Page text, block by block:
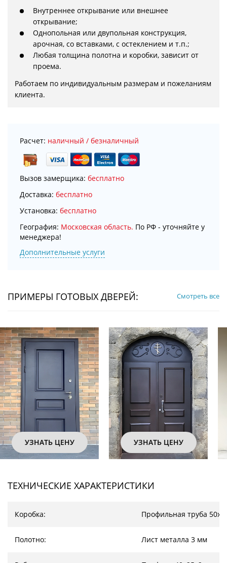
Внутреннее открывание или внешнее
открывание;
Однопольная или двупольная конструкция,
арочная, со вставками, с остеклением и т.п.;
Любая толщина полотна и коробки, зависит от
проема.
Работаем по индивидуальным размерам и пожеланиям
клиента.
Расчет: наличный / безналичный
Вызов замерщика: бесплатно
Доставка: бесплатно
Установка: бесплатно
География: Московская область. По РФ - уточняйте у
менеджера!
Дополнительные услуги
ПРИМЕРЫ ГОТОВЫХ ДВЕРЕЙ: Смотреть все
УЗНАТЬ ЦЕНУ УЗНАТЬ ЦЕНУ
ТЕХНИЧЕСКИЕ ХАРАКТЕРИСТИКИ
Коробка: Профильная труба
Полотно: Лист металла 3 мм